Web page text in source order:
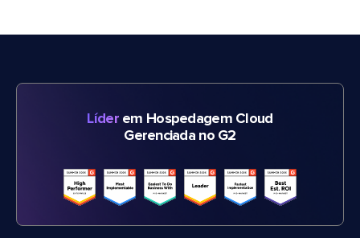
Líderem Hospedagem Cloud
Gerenciada no G2